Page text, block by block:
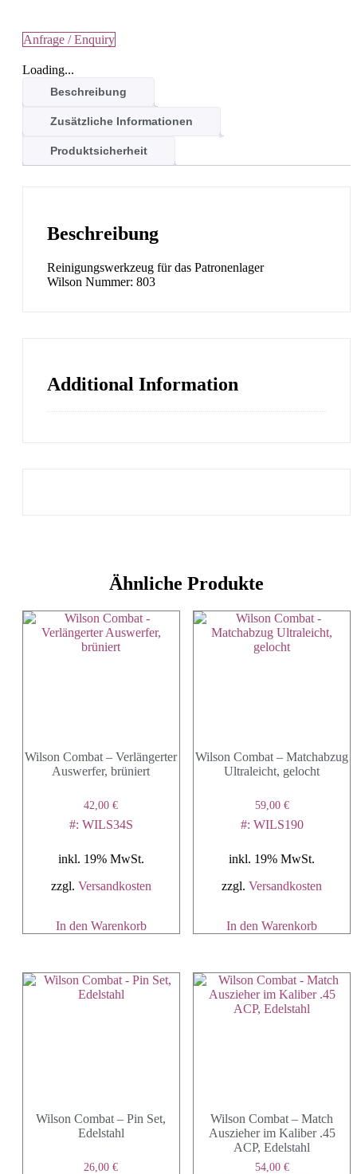
Anfrage / Enquiry
Loading...
Beschreibung
Zusätzliche Informationen
Produktsicherheit
Beschreibung
Reinigungswerkzeug für das Patronenlager
Wilson Nummer: 803
Additional Information
Ähnliche Produkte
Wilson Combat – Verlängerter
Auswerfer, brüniert
42,00€
#: WILS34S
inkl. 19% MwSt.
zzgl. Versandkosten
In den Warenkorb
Wilson Combat – Matchabzug
Ultraleicht, gelocht
59,00 €
#: WILS190
inkl. 19% MwSt.
zzgl.Versandkosten
In den Warenkorb
Wilson Combat – Pin Set,
Edelstahl
26,00€
Wilson Combat – Match
Auszieher im Kaliber .45
ACP, Edelstahl
54,00 €